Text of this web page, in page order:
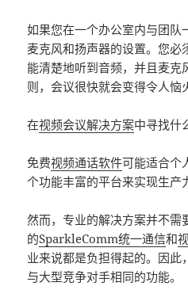
如果您在一个办公室内与团队
麦克风和扬声器的设置。您必
能清楚地听到音频，并且麦克
则，会议很快就会变得令人恼
在视频会议解决方案中寻找什
免费视频通话软件可能适合个
个功能丰富的平台来实现生产
然而，专业的解决方案并不需
的SparkleComm统一通信和
业来说都是负担得起的。因此
与大型竞争对手相同的功能。